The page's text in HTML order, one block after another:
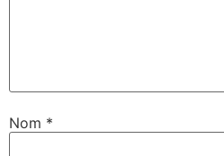
Nom *